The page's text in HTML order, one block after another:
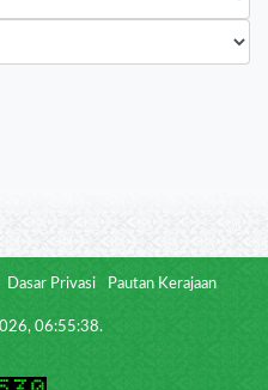
Dasar Privasi Pautan Kerajaan
06:55:38.